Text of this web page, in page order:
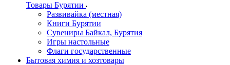
Товары Бурятии
Развивайка (местная)
Книги Бурятии
Сувениры Байкал, Бурятия
Игры настольные
Флаги государственные
Бытовая химия и хозтовары